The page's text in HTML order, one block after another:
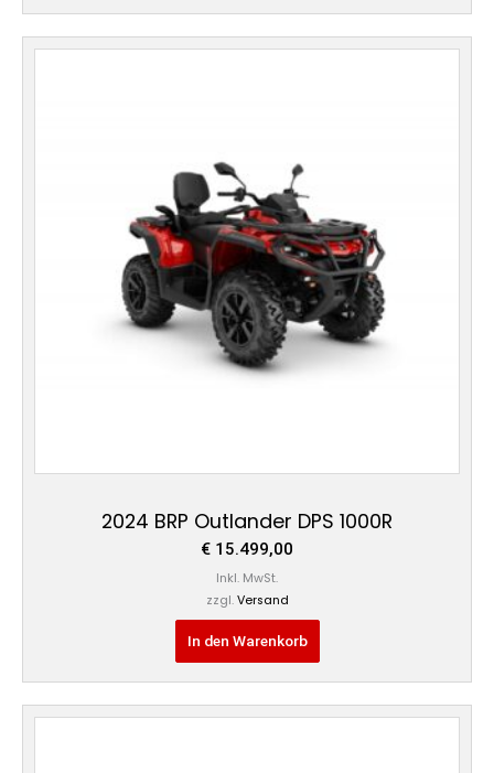
2024 BRP Outlander DPS 1000R
€ 15.499,00
Inkl. MwSt.
zzgl. Versand
In den Warenkorb